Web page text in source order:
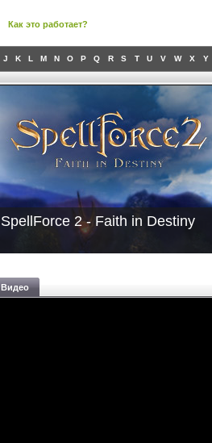
Как это работает?
J K L M N O P Q R S T U V W X Y
SpellForce 2 - Faith in Destiny
Видео